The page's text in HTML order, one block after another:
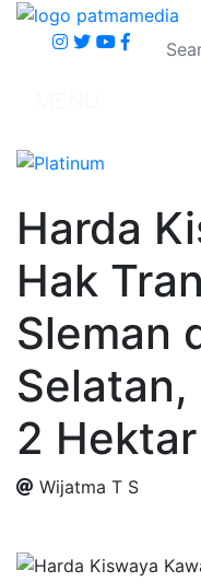
Harda
Hak
Sleman
Selatan,
2 Hektar
Wijatma T S